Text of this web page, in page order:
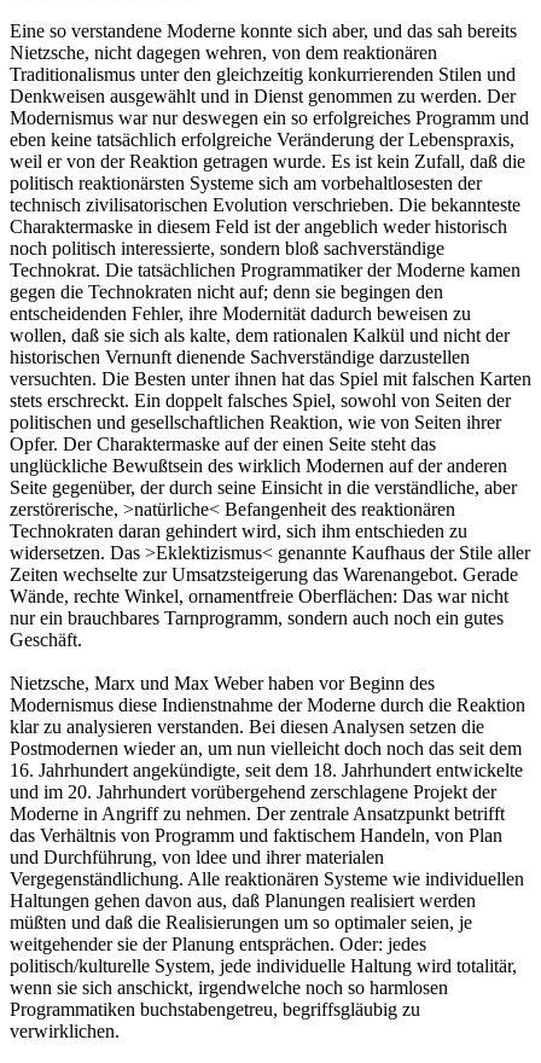
Eine so verstandene Moderne konnte sich aber, und das sah bereits
Nietzsche, nicht dagegen wehren, von dem reaktionären
Traditionalismus unter den gleichzeitig konkurrierenden Stilen und
Denkweisen ausgewählt und in Dienst genommen zu werden. Der
Modernismus war nur deswegen ein so erfolgreiches Programm und
eben keine tatsächlich erfolgreiche Veränderung der Lebenspraxis,
weil er von der Reaktion getragen wurde. Es ist kein Zufall, daß die
politisch reaktionärsten Systeme sich am vorbehaltlosesten der
technisch zivilisatorischen Evolution verschrieben. Die bekannteste
Charaktermaske in diesem Feld ist der angeblich weder historisch
noch politisch interessierte, sondern bloß sachverständige
Technokrat. Die tatsächlichen Programmatiker der Moderne kamen
gegen die Technokraten nicht auf; denn sie begingen den
entscheidenden Fehler, ihre Modernität dadurch beweisen zu
wollen, daß sie sich als kalte, dem rationalen Kalkül und nicht der
historischen Vernunft dienende Sachverständige darzustellen
versuchten. Die Besten unter ihnen hat das Spiel mit falschen Karten
stets erschreckt. Ein doppelt falsches Spiel, sowohl von Seiten der
politischen und gesellschaftlichen Reaktion, wie von Seiten ihrer
Opfer. Der Charaktermaske auf der einen Seite steht das
unglückliche Bewußtsein des wirklich Modernen auf der anderen
Seite gegenüber, der durch seine Einsicht in die verständliche, aber
zerstörerische, >natürliche< Befangenheit des reaktionären
Technokraten daran gehindert wird, sich ihm entschieden zu
widersetzen. Das >Eklektizismus< genannte Kaufhaus der Stile aller
Zeiten wechselte zur Umsatzsteigerung das Warenangebot. Gerade
Wände, rechte Winkel, ornamentfreie Oberflächen: Das war nicht
nur ein brauchbares Tarnprogramm, sondern auch noch ein gutes
Geschäft.
Nietzsche, Marx und Max Weber haben vor Beginn des
Modernismus diese Indienstnahme der Moderne durch die Reaktion
klar zu analysieren verstanden. Bei diesen Analysen setzen die
Postmodernen wieder an, um nun vielleicht doch noch das seit dem
16. Jahrhundert angekündigte, seit dem 18. Jahrhundert entwickelte
und im 20. Jahrhundert vorübergehend zerschlagene Projekt der
Moderne in Angriff zu nehmen. Der zentrale Ansatzpunkt betrifft
das Verhältnis von Programm und faktischem Handeln, von Plan
und Durchführung, von ldee und ihrer materialen
Vergegenständlichung. Alle reaktionären Systeme wie individuellen
Haltungen gehen davon aus, daß Planungen realisiert werden
müßten und daß die Realisierungen um so optimaler seien, je
weitgehender sie der Planung entsprächen. Oder: jedes
politisch/kulturelle System, jede individuelle Haltung wird totalitär,
wenn sie sich anschickt, irgendwelche noch so harmlosen
Programmatiken buchstabengetreu, begriffsgläubig zu
verwirklichen.